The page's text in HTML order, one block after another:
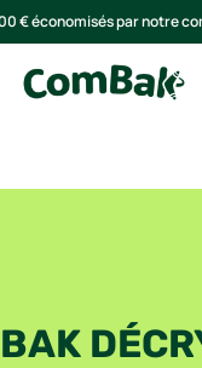
€ économisés par notre